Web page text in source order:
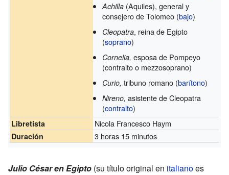
Achilla(Aquiles), general y
consejero de Tolomeo (bajo)
Cleopatra, reina de Egipto
(soprano)
Cornelia, esposa de Pompeyo
(contralto o mezzosoprano)
Curio, tribuno romano (barítono)
Nireno, asistente de Cleopatra
(contralto)
Libretista Nicola Francesco Haym
Duración 3 horas 15 minutos
Julio César en Egipto (su título original en italianoes